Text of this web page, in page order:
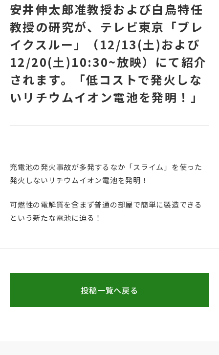
GXI会員の皆さまへ
安井伸太郎准教授および白鳥特任
教授の研究が、テレビ東京「ブレ
イクスルー」（12/13(土)および
12/20(土)10:30~放映）にて紹介
されます。「低コストで発火しな
いリチウムイオン電池を発明！」
充電池の発火事故が多発するなか「スライム」を使った
発火しないリチウムイオン電池を発明！
可燃性の電解質を含まず普通の部屋で簡単に製造できる
という新たな電池に迫る！
投稿一覧へ戻る